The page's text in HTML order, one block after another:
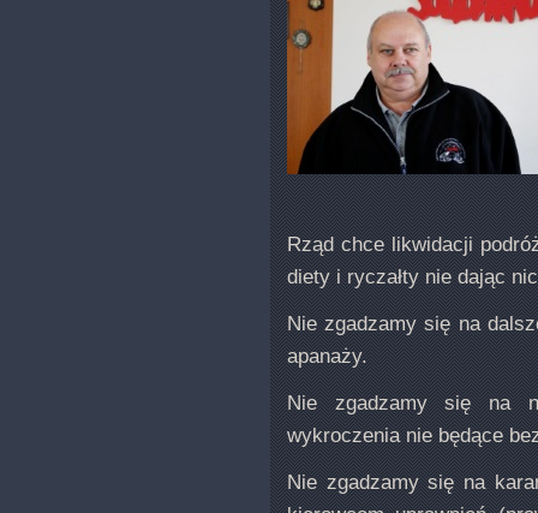
Rząd chce likwidacji
diety i ryczałty nie dając
Nie zgadzamy się na
apanaży.
Nie zgadzamy się na
wykroczenia nie będące
Nie zgadzamy się na